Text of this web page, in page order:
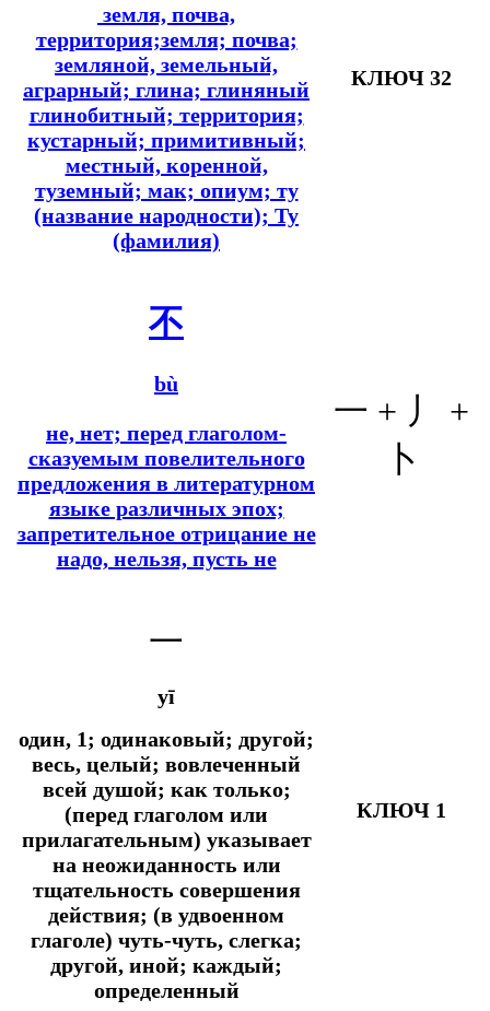
земля, почва,
территория;земля; почва;
земляной, земельный,
аграрный; глина; глиняный
глинобитный; территория;
кустарный; примитивный;
местный, коренной,
туземный; мак; опиум; ту
(название народности); Ту
(фамилия)
КЛЮЧ 32
不
bù
не, нет; перед глаголом-
сказуемым повелительного
предложения в литературном
языке различных эпох;
запретительное отрицание не
надо, нельзя, пусть не
一 + 丿 +
卜
一
yī
один, 1; одинаковый; другой;
весь, целый; вовлеченный
всей душой; как только;
(перед глаголом или
прилагательным) указывает
на неожиданность или
тщательность совершения
действия; (в удвоенном
глаголе) чуть-чуть, слегка;
другой, иной; каждый;
определенный
КЛЮЧ 1